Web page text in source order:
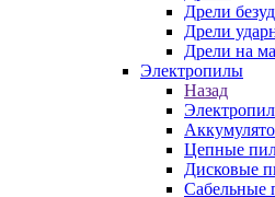
Дрели
Дрели
Дрели на
Электропилы
Назад
Цепные
Дисковые
Сабельные